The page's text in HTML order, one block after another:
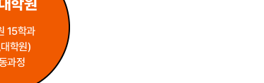
15학과
학원)
과정